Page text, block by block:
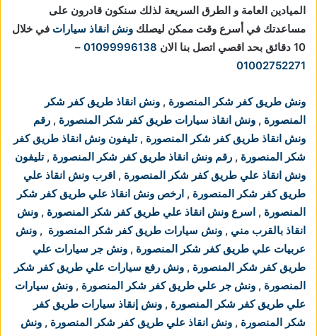
الميادين العامة و الطرق السريعة لذلك سنكون قادرون على
مساعدتك في أسرع وقت ممكن ليصلك ونش انقاذ سيارات في خلال
10 دقائق بحد اقصي اتصل بنا الان
01099996138
–
01002752271
ونش طريق كفر شكر المنصورة , ونش انقاذ طريق كفر شكر
المنصورة , ونش انقاذ سيارات طريق كفر شكر المنصورة , رقم
ونش انقاذ طريق كفر شكر المنصورة ,تليفون ونش انقاذ طريق كفر
شكر المنصورة , رقم ونش انقاذ طريق كفر شكر المنصورة ,تليفون
ونش انقاذ علي طريق كفر شكر المنصورة , اقرب ونش انقاذ علي
طريق كفر شكر المنصورة , ارخص ونش انقاذ علي طريق كفر شكر
المنصورة , اسرع ونش انقاذ علي طريق كفر شكر المنصورة , ونش
انقاذ بالقرب مني , ونش سيارات طريق كفر شكر المنصورة , ونش
عربيات علي طريق كفر شكر المنصورة , ونش جر سيارات علي
طريق كفر شكر المنصورة , ونش رفع سيارات علي طريق كفر شكر
المنصورة , ونش جر علي طريق كفر شكر المنصورة , ونش سيارات
علي طريق كفر شكر المنصورة , ونش إنقاذ سيارات طريق كفر
شكر المنصورة , ونش انقاذ علي طريق كفر شكر المنصورة , ونش